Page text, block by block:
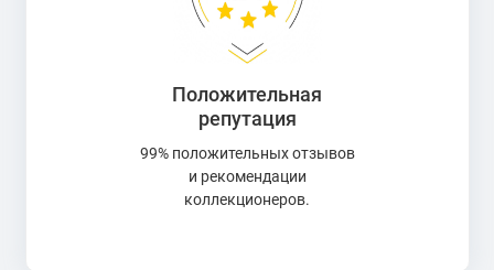
Положительная
репутация
99% положительных отзывов
и рекомендации
коллекционеров.